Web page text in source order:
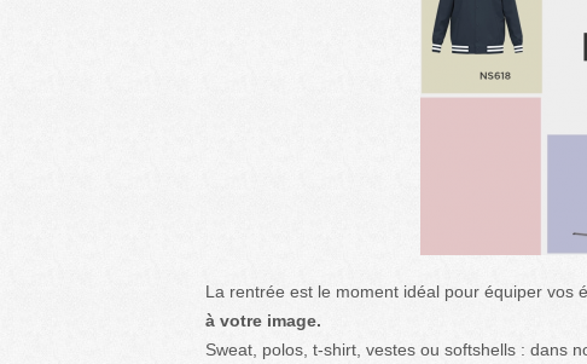
La rentrée est le moment idéal pour équiper vos
à votre image.
Sweat, polos, t-shirt, vestes ou softshells : dans